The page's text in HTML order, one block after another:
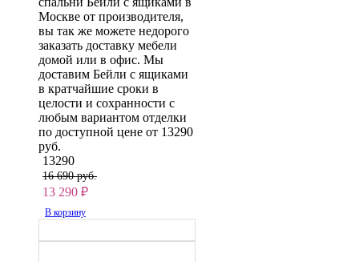
Москве от производителя,
вы так же можете недорого
заказать доставку мебели
домой или в офис. Мы
доставим Бейли с ящиками
в кратчайшие сроки в
целости и сохранности с
любым вариантом отделки
по доступной цене от 13290
руб.
13290
16 690 руб.
13 290 ₽
В корзину